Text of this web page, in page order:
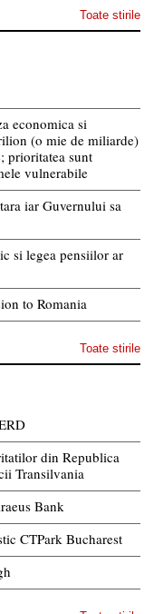
Toate stirile
economica si
(o mie de miliarde)
prioritatea sunt
vulnerabile
iar Guvernului sa
si legea pensiilor ar
to Romania
Toate stirile
din Republica
Transilvania
Bank
CTPark Bucharest